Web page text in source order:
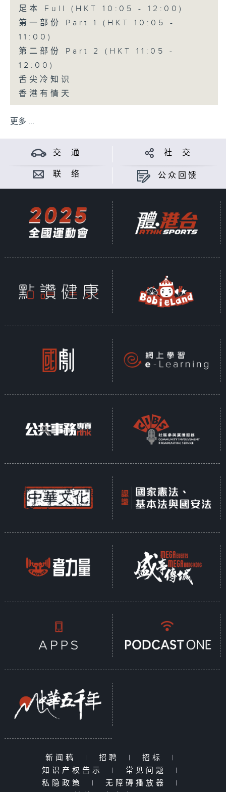
足本 Full (HKT 10:05 - 12:00)
第一部份 Part 1 (HKT 10:05 -
11:00)
第二部份 Part 2 (HKT 11:05 -
12:00)
舌尖冷知识
香港有情天
更多 ...
交 通 社 交
联 络 公众回馈
新闻稿 | 招聘 | 招标
|
知识产权告示
| 常见问题
|
私隐政策
| 无障碍播放器
|